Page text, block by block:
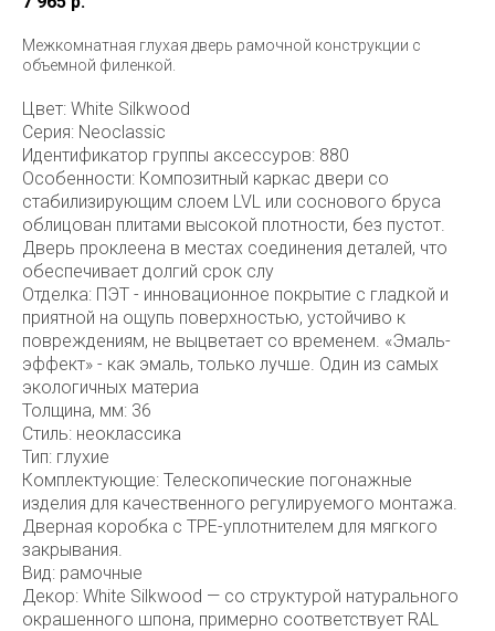
Межкомнатная глухая дверь рамочной конструкции с
объемной филенкой.
Цвет: White Silkwood
Серия: Neoclassic
Идентификатор группы аксессуров: 880
Особенности: Композитный каркас двери со
стабилизирующим слоем LVL или соснового бруса
облицован плитами высокой плотности, без пустот.
Дверь проклеена в местах соединения деталей, что
обеспечивает долгий срок слу
Отделка: ПЭТ - инновационное покрытие c гладкой и
приятной на ощупь поверхностью, устойчиво к
повреждениям, не выцветает со временем. «Эмаль-
эффект» - как эмаль, только лучше. Один из самых
экологичных материа
Толщина, мм: 36
Стиль: неоклассика
Тип: глухие
Комплектующие: Телескопические погонажные
изделия для качественного регулируемого монтажа.
Дверная коробка с TPE-уплотнителем для мягкого
закрывания.
Вид: рамочные
Декор: White Silkwood — со структурой натурального
окрашенного шпона, примерно соответствует RAL